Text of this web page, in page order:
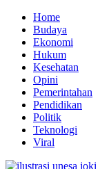
Menu
Home
Budaya
Ekonomi
Hukum
Kesehatan
Opini
Pemerintahan
Pendidikan
Politik
Teknologi
Viral